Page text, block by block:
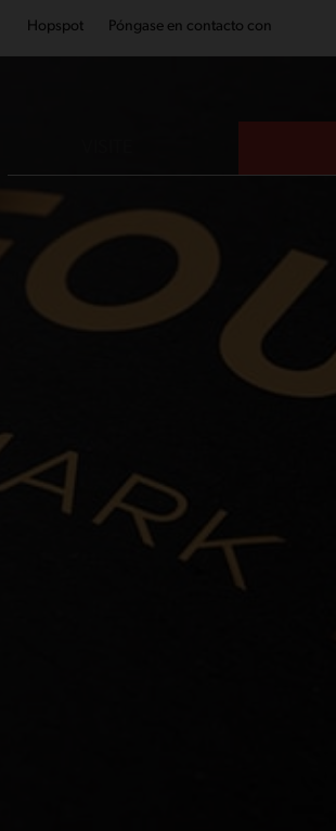
Hopspot Póngase en contacto con